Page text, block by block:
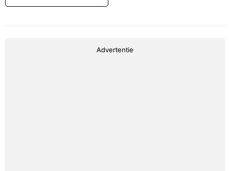
Advertentie